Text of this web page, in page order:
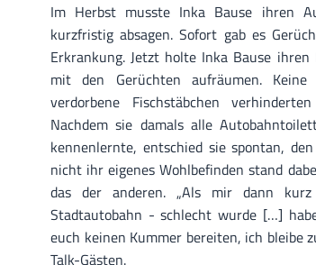
Im Herbst musste Inka Bause ihren
kurzfristig absagen. Sofort gab es
Erkrankung. Jetzt holte Inka Bause
mit den Gerüchten aufräumen. Keine
verdorbene Fischstäbchen
Nachdem sie damals alle
kennenlernte, entschied sie spontan,
nicht ihr eigenes Wohlbefinden stand
das der anderen. „Als mir dann
Stadtautobahn - schlecht wurde […]
euch keinen Kummer bereiten, ich bleibe
Talk-Gästen.